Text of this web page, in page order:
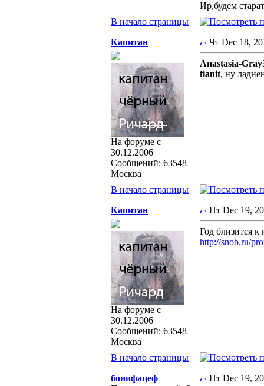
Ир,будем
В начало страницы
Капитан
На форуме с
30.12.2006
Сообщений: 63548
Москва
Чт Dec 18,
Anastasia-
fianit, ну
В начало страницы
Капитан
На форуме с
30.12.2006
Сообщений: 63548
Москва
Пт Dec 19,
Год близится
http://snob.ru/
В начало страницы
бонифацеф
Пт Dec 19,